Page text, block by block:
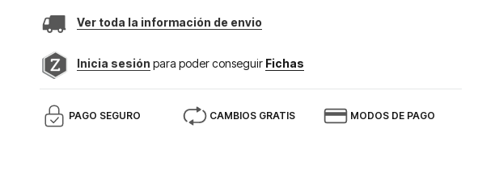
Ver toda la información de envio
Inicia sesión para poder conseguir Fichas
PAGO SEGURO CAMBIOS GRATIS MODOS DE PAGO